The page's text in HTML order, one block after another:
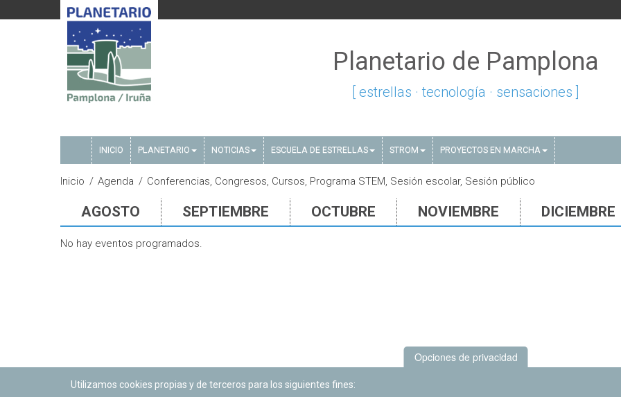
Planetario de Pamplona
[ estrellas · tecnología · sensaciones ]
INICIO PLANETARIO NOTICIAS ESCUELA DE ESTRELLAS STROM PROYECTOS EN MARCHA
Inicio Agenda Conferencias, Congresos, Cursos, Programa STEM, Sesión escolar, Sesión público
AGOSTO SEPTIEMBRE OCTUBRE NOVIEMBRE DICIEMBRE
No hay eventos programados.
Opciones de privacidad
Utilizamos cookies propias y de terceros para los siguientes fines: